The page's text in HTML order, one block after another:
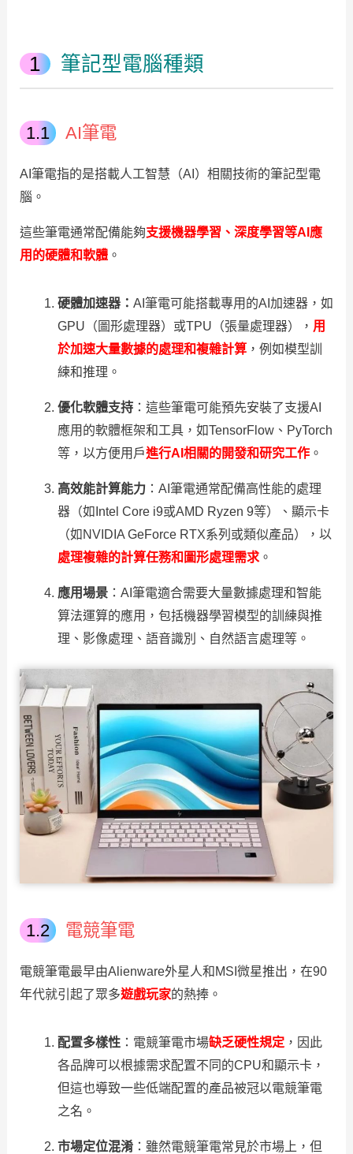
筆記型電腦種類
AI筆電
AI筆電指的是搭載人工智慧（AI）相關技術的筆記型電
腦。
這些筆電通常配備能夠支援機器學習、深度學習等AI應
用的硬體和軟體。
硬體加速器： AI筆電可能搭載專用的AI加速器，如
GPU（圖形處理器）或TPU（張量處理器）， 用
於加速大量數據的處理和複雜計算，例如模型訓
練和推理。
優化軟體支持：這些筆電可能預先安裝了支援AI
應用的軟體框架和工具，如TensorFlow、PyTorch
等，以方便用戶進行AI相關的開發和研究工作。
高效能計算能力：AI筆電通常配備高性能的處理
器（如Intel Core i9或AMD Ryzen 9等）、顯示卡
（如NVIDIA GeForce RTX系列或類似產品），以
處理複雜的計算任務和圖形處理需求。
應用場景：AI筆電適合需要大量數據處理和智能
算法運算的應用，包括機器學習模型的訓練與推
理、影像處理、語音識別、自然語言處理等。
電競筆電
電競筆電最早由Alienware外星人和MSI微星推出，在90
年代就引起了眾多遊戲玩家的熱捧。
配置多樣性：電競筆電市場缺乏硬性規定，因此
各品牌可以根據需求配置不同的CPU和顯示卡，
但這也導致一些低端配置的產品被冠以電競筆電
之名。
市場定位混淆：雖然電競筆電常見於市場上，但